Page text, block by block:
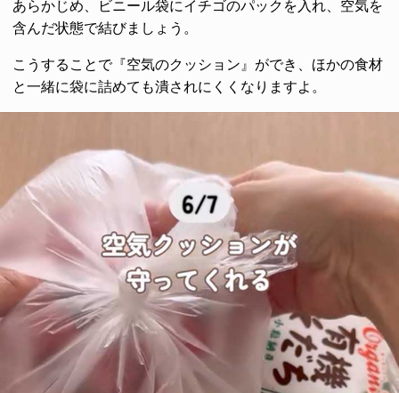
あらかじめ、ビニール袋にイチゴのパックを入れ、空気を
含んだ状態で結びましょう。
こうすることで『空気のクッション』ができ、ほかの食材
と一緒に袋に詰めても潰されにくくなりますよ。